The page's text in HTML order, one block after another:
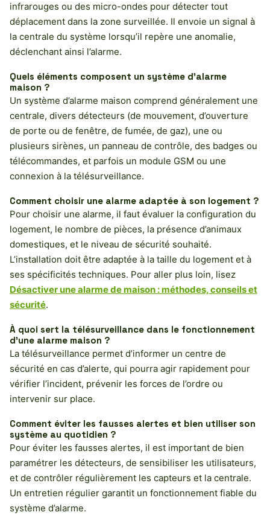
infrarouges ou des micro-ondes pour détecter tout
déplacement dans la zone surveillée. Il envoie un signal à
la centrale du système lorsqu’il repère une anomalie,
déclenchant ainsi l’alarme.
Quels éléments composent un système d’alarme
maison ?
Un système d’alarme maison comprend généralement une
centrale, divers détecteurs (de mouvement, d’ouverture
de porte ou de fenêtre, de fumée, de gaz), une ou
plusieurs sirènes, un panneau de contrôle, des badges ou
télécommandes, et parfois un module GSM ou une
connexion à la télésurveillance.
Comment choisir une alarme adaptée à son logement ?
Pour choisir une alarme, il faut évaluer la configuration du
logement, le nombre de pièces, la présence d’animaux
domestiques, et le niveau de sécurité souhaité.
L’installation doit être adaptée à la taille du logement et à
ses spécificités techniques. Pour aller plus loin, lisez
Désactiver une alarme de maison : méthodes, conseils et
sécurité.
À quoi sert la télésurveillance dans le fonctionnement
d’une alarme maison ?
La télésurveillance permet d’informer un centre de
sécurité en cas d’alerte, qui pourra agir rapidement pour
vérifier l’incident, prévenir les forces de l’ordre ou
intervenir sur place.
Comment éviter les fausses alertes et bien utiliser son
système au quotidien ?
Pour éviter les fausses alertes, il est important de bien
paramétrer les détecteurs, de sensibiliser les utilisateurs,
et de contrôler régulièrement les capteurs et la centrale.
Un entretien régulier garantit un fonctionnement fiable du
système d’alarme.